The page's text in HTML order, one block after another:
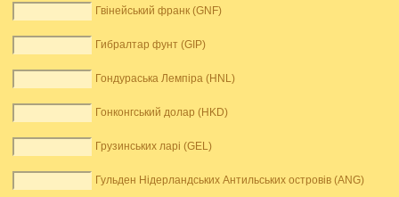
Гвінейський франк (GNF)
Гибралтар фунт (GIP)
Гондураська Лемпіра (HNL)
Гонконгський долар (HKD)
Грузинських ларі (GEL)
Гульден Нідерландських Антильських островів (ANG)